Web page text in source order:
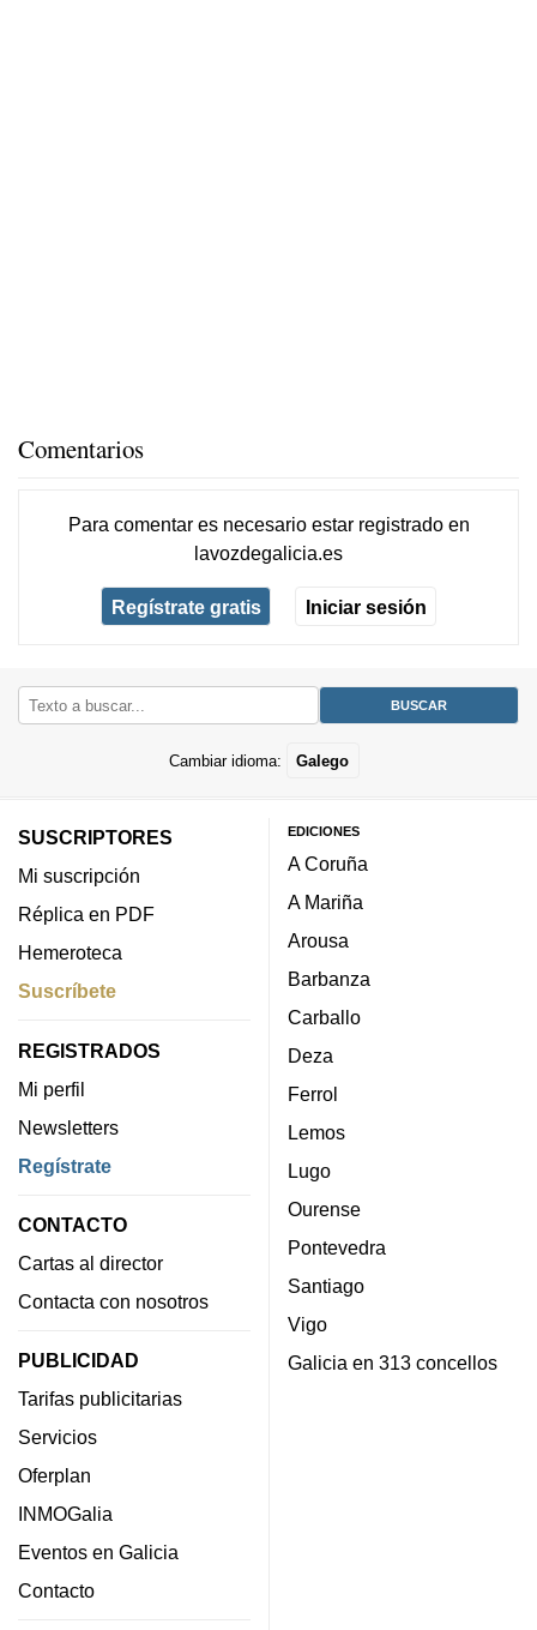
Comentarios
Para comentar es necesario estar registradoen
lavozdegalicia.es
Regístrate gratis Iniciar sesión
Cambiar idioma: Galego
SUSCRIPTORES
Mi suscripción
Réplica en PDF
Hemeroteca
Suscríbete
REGISTRADOS
Mi perfil
Newsletters
Regístrate
CONTACTO
Cartas al director
Contacta con nosotros
PUBLICIDAD
Tarifas publicitarias
Servicios
Oferplan
INMOGalia
Eventos en Galicia
Contacto
EDICIONES
A Coruña
A Mariña
Arousa
Barbanza
Carballo
Deza
Ferrol
Lemos
Lugo
Ourense
Pontevedra
Santiago
Vigo
Galicia en 313 concellos